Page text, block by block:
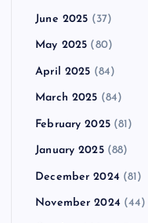
June 2025 (37)
May 2025 (80)
April 2025 (84)
March 2025 (84)
February 2025(81)
January 2025(88)
December 2024 (81)
November 2024 (44)